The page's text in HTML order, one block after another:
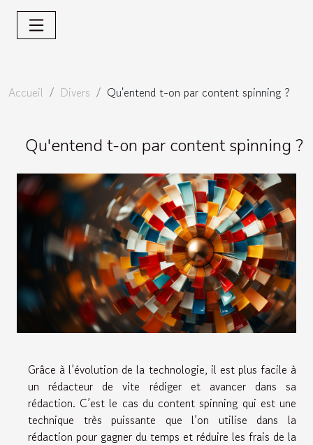
Accueil Divers Qu'entend t-on par content spinning ?
Qu'entend t-on par content spinning ?
Grâce à l’évolution de la technologie, il est plus facile à
un rédacteur de vite rédiger et avancer dans sa
rédaction. C’est le cas du content spinning qui est une
technique très puissante que l’on utilise dans la
rédaction pour gagner du temps et réduire les frais de la